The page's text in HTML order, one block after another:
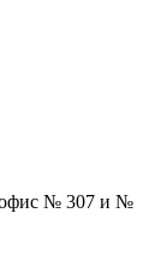
офис № 307 и №